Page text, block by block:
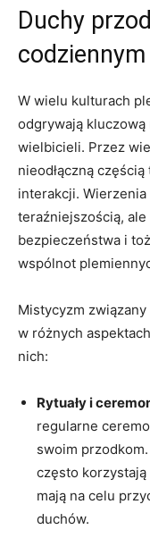
Duchy
W wielu kulturach
odgrywają
wielbicieli. Przez
nieodłączną
interakcji. Wierzenia
teraźniejszością,
bezpieczeństwa i
wspólnot
Mistycyzm
w różnych
nich:
Rytuały i
regularne
swoim
często
mają na celu
duchów.